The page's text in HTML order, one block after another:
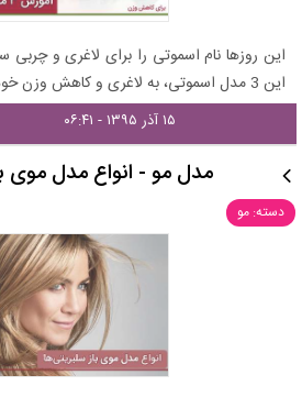
این روزها نام اسموتی را برای لاغری و چربی
این 3 مدل اسموتی، به لاغری و کاهش وزن خود کمک کنید.
۱۵ آذر ۱۳۹۵ - ۰۶:۴۱
مدل مو - انواع مدل موی
دسته: مو